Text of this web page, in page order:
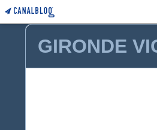
GIRONDE